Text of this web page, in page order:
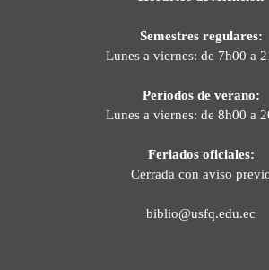
Semestres regulares:
Lunes a viernes: de 7h00 a
Períodos de verano:
Lunes a viernes: de 8h00 a
Feriados oficiales:
Cerrada con aviso
biblio@usfq.edu.ec